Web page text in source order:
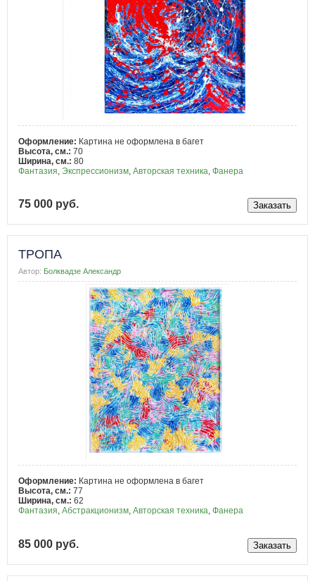
Оформление: Картина не оформлена в багет
Высота, см.: 70
Ширина, см.: 80
Фантазия, Экспрессионизм, Авторская техника, Фанера
75 000 руб.
ТРОПА
Автор: Болквадзе Александр
Оформление: Картина не оформлена в багет
Высота, см.: 77
Ширина, см.: 62
Фантазия, Абстракционизм, Авторская техника, Фанера
85 000 руб.